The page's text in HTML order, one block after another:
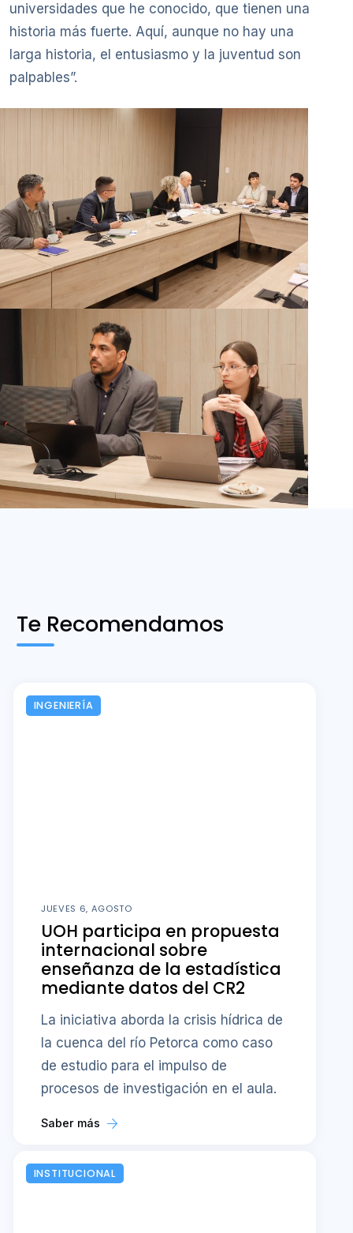
universidades que he conocido, que tienen una
historia más fuerte. Aquí, aunque no hay una
larga historia, el entusiasmo y la juventud son
palpables”.
Te Recomendamos
INGENIERÍA
JUEVES 6, AGOSTO
UOH participa en propuesta
internacional sobre
enseñanza de la estadística
mediante datos del CR2
La iniciativa aborda la crisis hídrica de
la cuenca del río Petorca como caso
de estudio para el impulso de
procesos de investigación en el aula.
Saber más
INSTITUCIONAL